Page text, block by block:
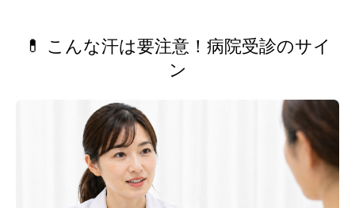
💊 こんな汗は要注意！病院受診のサイ
ン